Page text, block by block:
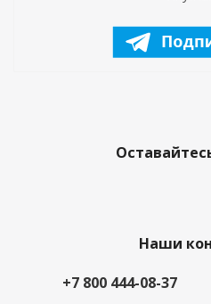
Наши
+7 800 444-08-37